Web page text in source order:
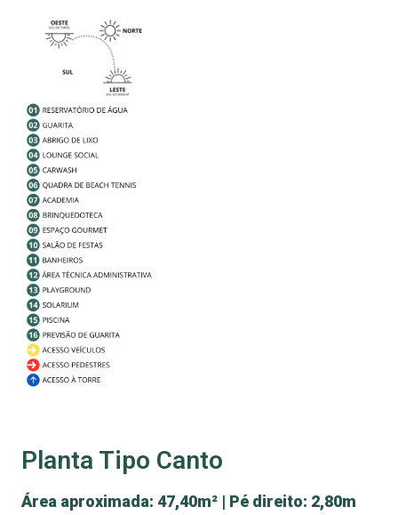
Planta Tipo Canto
Área aproximada: 47,40m² | Pé direito: 2,80m